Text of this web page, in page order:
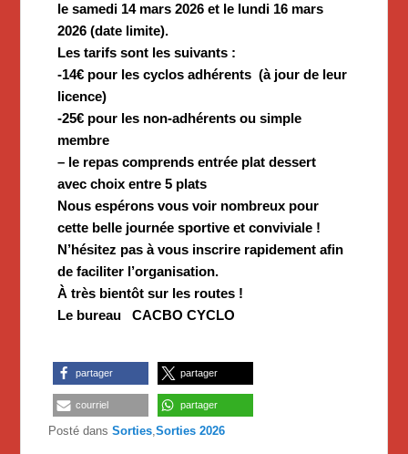
le samedi 14 mars 2026 et le lundi 16 mars
2026 (date limite).
Les tarifs sont les suivants :
-14€ pour les cyclos adhérents (à jour de leur
licence)
-25€ pour les non-adhérents ou simple
membre
– le repas comprends entrée plat dessert
avec choix entre 5 plats
Nous espérons vous voir nombreux pour
cette belle journée sportive et conviviale !
N’hésitez pas à vous inscrire rapidement afin
de faciliter l’organisation.
À très bientôt sur les routes !
Le bureau CACBO CYCLO
partager partager
courriel partager
Posté dans Sorties,Sorties 2026